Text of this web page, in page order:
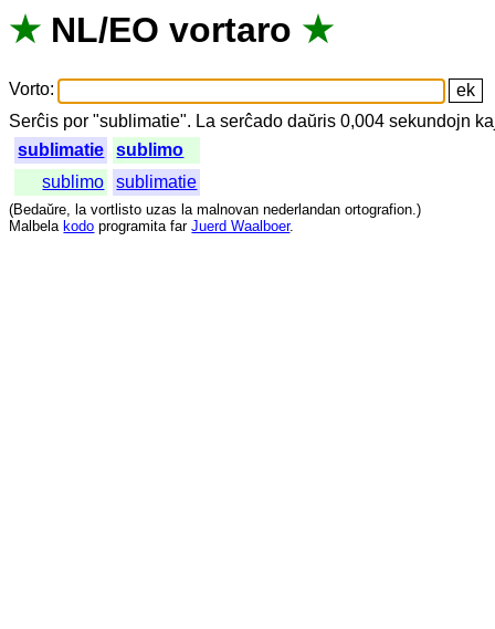
★ NL/EO vortaro ★
Vorto:
Serĉis por "sublimatie". La serĉado daŭris 0,004sekundojn
sublimatie
sublimo
sublimo
sublimatie
(Bedaŭre, la vortlisto uzas la malnovan nederlandan ortografion.)
Malbela kodo programita far Juerd Waalboer.